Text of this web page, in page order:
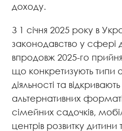
доходу.
З 1 січня 2025 року в
законодавство у сфері
впродовж 2025-го
що конкретизують типи
діяльності та
альтернативних
сімейних садочків,
центрів розвитку дитини